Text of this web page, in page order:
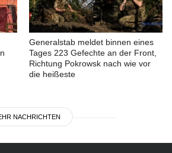
Generalstab meldet binnen eines
Tages 223 Gefechte an der Front,
Richtung Pokrowsk nach wie vor
die heißeste
NACHRICHTEN